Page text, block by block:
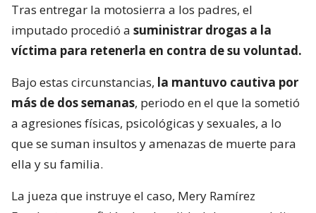
Tras entregar la motosierra a los padres, el
imputado procedió a suministrar drogas a la
víctima para retenerla en contra de su voluntad.
Bajo estas circunstancias, la mantuvo cautiva por
más de dos semanas, periodo en el que la sometió
a agresiones físicas, psicológicas y sexuales, a lo
que se suman insultos y amenazas de muerte para
ella y su familia.
La jueza que instruye el caso, Mery Ramírez